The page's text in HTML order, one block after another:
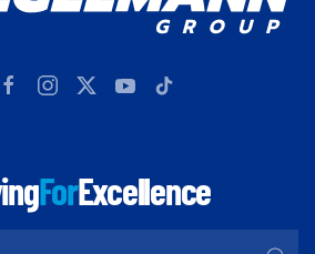
ForExcellence